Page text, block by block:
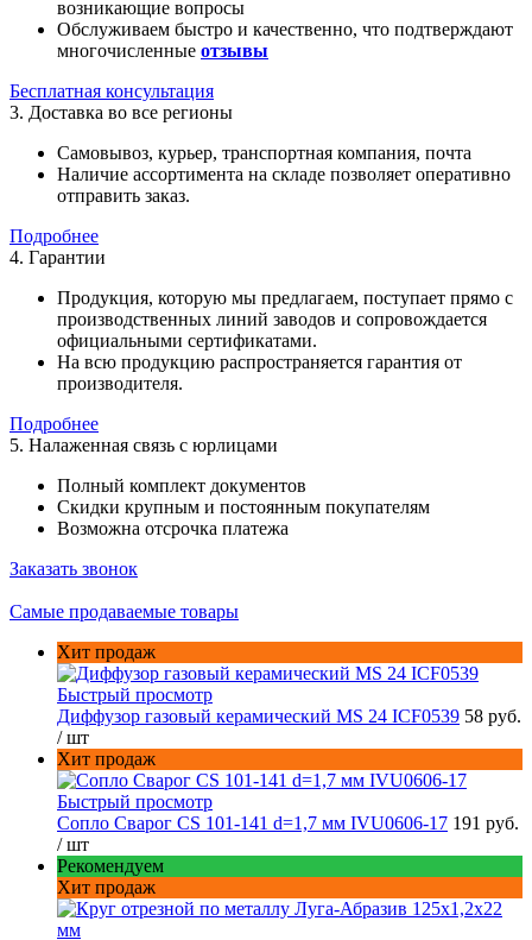
возникающие вопросы
Обслуживаем быстро и качественно, что подтверждают
многочисленные отзывы
Бесплатная консультация
3. Доставка во все регионы
Самовывоз, курьер, транспортная компания, почта
Наличие ассортимента на складе позволяет оперативно
отправить заказ.
Подробнее
4. Гарантии
Продукция, которую мы предлагаем, поступает прямо с
производственных линий заводов и сопровождается
официальными сертификатами.
На всю продукцию распространяется гарантия от
производителя.
Подробнее
5. Налаженная связь с юрлицами
Полный комплект документов
Скидки крупным и постоянным покупателям
Возможна отсрочка платежа
Заказать звонок
Самые продаваемые товары
Хит продаж
Быстрый просмотр
Диффузор газовый керамический MS 24 ICF0539 58 руб.
/ шт
Хит продаж
Быстрый просмотр
Сопло Сварог CS 101-141 d=1,7 мм IVU0606-17 191 руб.
/ шт
Рекомендуем
Хит продаж